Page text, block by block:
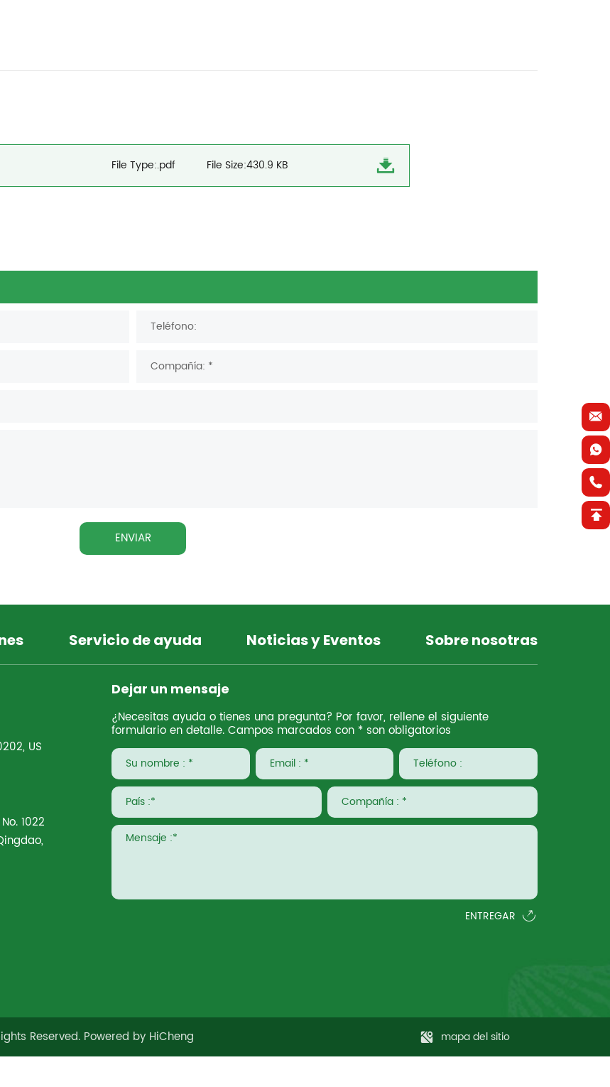
File Type:.pdf File Size:430.9 KB
ENVIAR
Servicio de ayuda Noticias y Eventos Sobre nosotras
US
1022
Dejar un mensaje
¿Necesitas ayuda o tienes una pregunta? Por favor, rellene el siguiente
formulario en detalle. Campos marcados con * son obligatorios
ENTREGAR
Reserved. Powered by HiCheng mapa del sitio